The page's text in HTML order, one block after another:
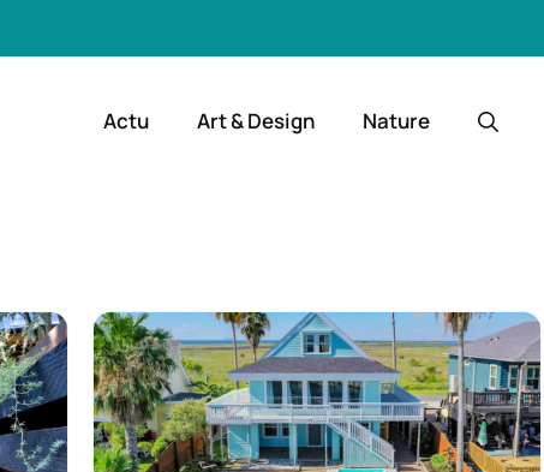
Actu Art & Design Nature